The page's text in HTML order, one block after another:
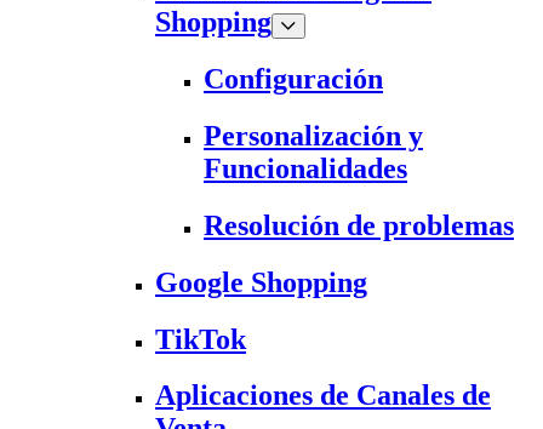
Shopping
Configuración
Personalización y
Funcionalidades
Resolución de problemas
Google Shopping
TikTok
Aplicaciones de Canales de